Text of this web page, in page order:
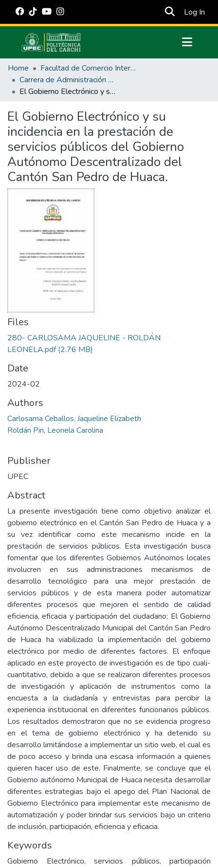
Log In
Communities & Collections
All of DSpace
Statistics
Estadísticas Externas
Manuales
Home
Facultad de Comercio Internacional, Integración, Administración y Economía Empresarial
Carrera de Administración Pública
El Gobierno Electrónico y su incidencia en la prestación de servicios públicos del Gobierno Autónomo Descentralizado del Cantón San Pedro de Huaca.
El Gobierno Electrónico y su
incidencia en la prestación de
servicios públicos del Gobierno
Autónomo Descentralizado del
Cantón San Pedro de Huaca.
Files
280- CARLOSAMA JAQUELINE - ROLDÁN
LEONELA.pdf(2.76 MB)
Date
2024-02
Authors
Carlosama Ceballos, Jaqueline Elizabeth
Roldán Pin, Leonela Carolina
Publisher
UPEC
Abstract
La presente investigación tiene como objetivo analizar el
gobierno electrónico en el Cantón San Pedro de Huaca y a
su vez identificar como este mecanismo incide en la
prestación de servicios públicos. Esta investigación busca
fomentar que los diferentes Gobiernos Autónomos locales
involucren en sus administraciones mecanismos de
desarrollo tecnológico para una mejor prestación de
servicios públicos y de esta manera poder automatizar
diferentes procesos que mejoren el sentido de calidad
eficiencia, eficacia y participación del ciudadano; El Gobierno
Autónomo Descentralizado Municipal del Cantón San Pedro
de Huaca ha viabilizado la implementación del gobierno
electrónico por medio de diferentes factores. El enfoque
aplicado en este proyecto de investigación es de tipo cuali-
cuantitativo, debido a que se realizaron diferentes procesos
de investigación y aplicación de instrumentos como la
encuesta a la ciudadanía y entrevistas para percibir la
experiencia institucional en diferentes funcionarios públicos.
Los resultados demostraron que no se evidencia progreso
en el tema de gobierno electrónico y ha detenido su
desarrollo limitándose a implementar un sitio web, el cual es
de poco acceso y brinda una escasa información a quienes
quieren hacer uso de este. Finalmente, se concluye que el
Gobierno autónomo Municipal de Huaca necesita desarrollar
diferentes estrategias bajo el apego del Plan Nacional de
Gobierno Electrónico para implementar este mecanismo de
automatización y poder brindar sus servicios bajo un criterio
de inclusión, participación, eficiencia y eficacia.
Keywords
Gobierno Electrónico, servicios públicos, participación